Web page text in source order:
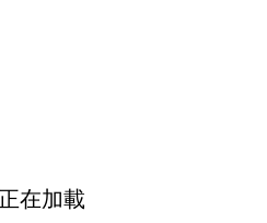
正在加載